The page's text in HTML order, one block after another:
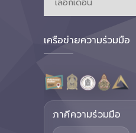
เครือข่ายความร่วมมือ
ภาคีความร่วมมือ